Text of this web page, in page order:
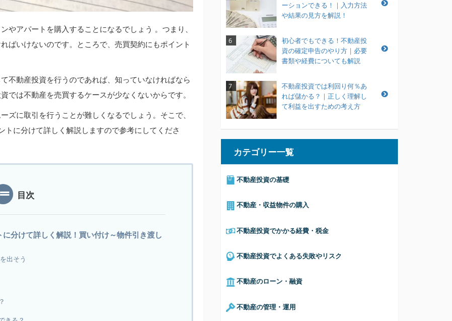
やアパートを購入することになるでしょう 。つまり、
ばいけないのです。ところで、売買契約にもポイント
不動産投資を行うのであれば、知っていなければなら
では不動産を売買するケースが少なくないからです。
ズに取引を行うことが難しくなるでしょう。そこで、
に分けて詳しく解説しますので参考にしてくださ
目次
分けて詳しく解説！買い付け～物件引き渡し
出そう
ーションできる！｜入力方法
や結果の見方を解説！
6
初心者でもできる！不動産投
資の確定申告のやり方｜必要
書類や経費についても解説
7
不動産投資では利回り何％あ
れば儲かる？｜正しく理解し
て利益を出すための考え方
カテゴリー一覧
不動産投資の基礎
不動産・収益物件の購入
不動産投資でかかる経費・税金
不動産投資でよくある失敗やリスク
不動産のローン・融資
不動産の管理・運用